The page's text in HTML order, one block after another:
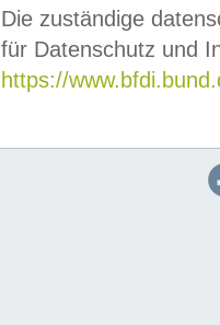
Die zuständige
für Datenschutz und
https://